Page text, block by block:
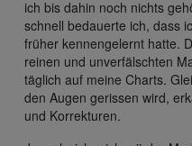
ich bis dahin noch nichts
schnell bedauerte ich, dass
früher kennengelernt hatte.
reinen und unverfälschten
täglich auf meine Charts.
den Augen gerissen wird,
und Korrekturen.